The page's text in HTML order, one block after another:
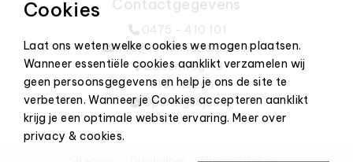
Cookies
Laat ons weten welke cookies we mogen plaatsen.
Wanneer essentiële cookies aanklikt verzamelen wij
geen persoonsgegevens en help je ons de site te
verbeteren. Wanneer je Cookies accepteren aanklikt
krijg je een optimale website ervaring.Meer over
privacy & cookies.
Contactgegevens
0475 - 410 101
info@ruttenridderbeks.nl
Edisonweg 43
6101 XJ Echt
Openingstijden